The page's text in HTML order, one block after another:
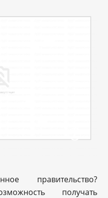
правительство?
получать